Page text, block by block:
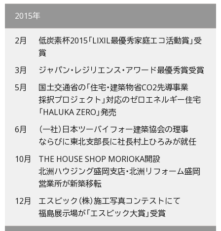
2015年
2月
低炭素杯2015「LIXIL最優秀家庭エコ活動賞」受
賞
3月
ジャパン・レジリエンス・アワード最優秀賞受賞
5月
国土交通省の「住宅・建築物省CO2先導事業
採択プロジェクト」対応のゼロエネルギー住宅
「HALUKA ZERO」発売
6月
（一社）日本ツーバイフォー建築協会の理事
ならびに東北支部長に社長村上ひろみが就任
10月
THE HOUSE SHOP MORIOKA開設
北洲ハウジング盛岡支店・北洲リフォーム盛岡
営業所が新築移転
12月
エスビック（株）施工写真コンテストにて
福島展示場が「エスビック大賞」受賞